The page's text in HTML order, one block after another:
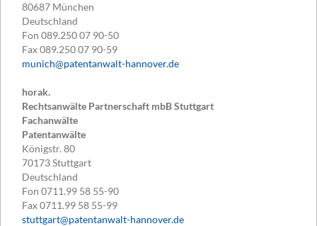
80687 München
Deutschland
Fon 089.250 07 90-50
Fax089.250 07 90-59
munich@patentanwalt-hannover.de
horak.
Rechtsanwälte Partnerschaft mbB Stuttgart
Fachanwälte
Patentanwälte
Königstr. 80
70173Stuttgart
Deutschland
Fon 0711.99 58 55-90
Fax0711.99 58 55-99
stuttgart@patentanwalt-hannover.de